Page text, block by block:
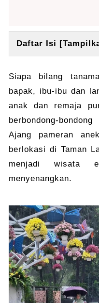
Daftar Isi [
Siapa bilang
bapak, ibu-ibu dan
anak dan remaja
berbondong-
Ajang pameran
berlokasi di Taman
menjadi wisata
menyenangkan.